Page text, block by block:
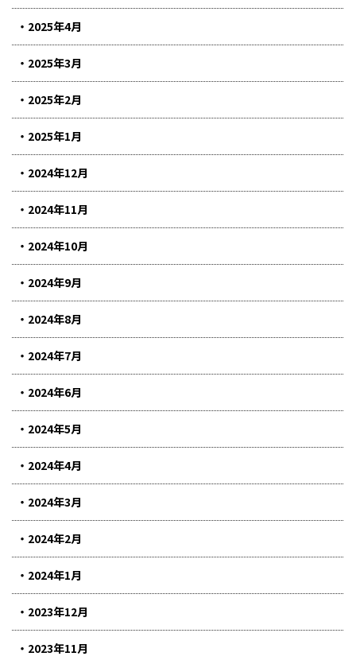
2025年4月
2025年3月
2025年2月
2025年1月
2024年12月
2024年11月
2024年10月
2024年9月
2024年8月
2024年7月
2024年6月
2024年5月
2024年4月
2024年3月
2024年2月
2024年1月
2023年12月
2023年11月